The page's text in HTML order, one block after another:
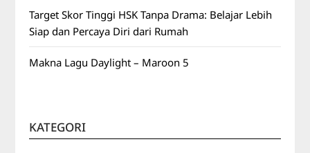
Target Skor Tinggi HSK Tanpa Drama: Belajar Lebih
Siap dan Percaya Diri dari Rumah
Makna Lagu Daylight – Maroon 5
KATEGORI